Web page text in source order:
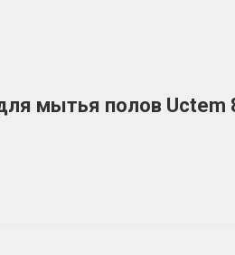
мытья полов Uctem